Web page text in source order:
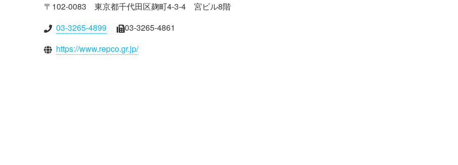
〒102-0083 東京都千代田区麹町4-3-4 宮ビル8階
03-3265-4899
03-3265-4861
https://www.repco.gr.jp/